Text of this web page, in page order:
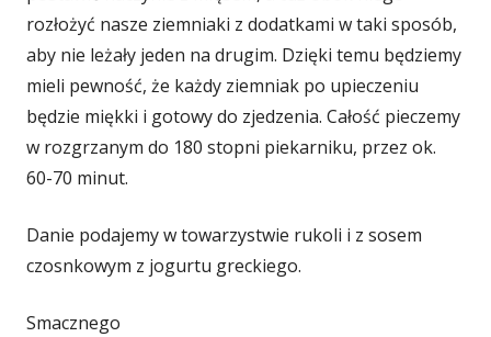
rozłożyć nasze ziemniaki z dodatkami w taki sposób,
aby nie leżały jeden na drugim. Dzięki temu będziemy
mieli pewność, że każdy ziemniak po upieczeniu
będzie miękki i gotowy do zjedzenia. Całość pieczemy
w rozgrzanym do 180 stopni piekarniku, przez ok.
60-70 minut.
Danie podajemy w towarzystwie rukoli i z sosem
czosnkowym z jogurtu greckiego.
Smacznego